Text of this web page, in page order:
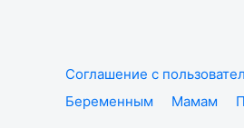
Соглашение с
Беременным
Мамам